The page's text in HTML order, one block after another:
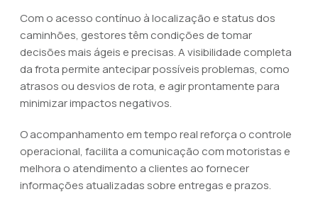
Com o acesso contínuo à localização e status dos
caminhões, gestores têm condições de tomar
decisões mais ágeis e precisas. A visibilidade completa
da frota permite antecipar possíveis problemas, como
atrasos ou desvios de rota, e agir prontamente para
minimizar impactos negativos.
O acompanhamento em tempo real reforça o controle
operacional, facilita a comunicação com motoristas e
melhora o atendimento a clientes ao fornecer
informações atualizadas sobre entregas e prazos.